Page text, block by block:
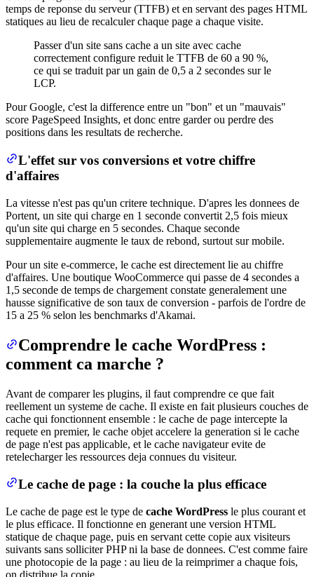
temps de reponse du serveur (TTFB) et en servant des pages HTML
statiques au lieu de recalculer chaque page a chaque visite.
Passer d'un site sans cache a un site avec cache
correctement configure reduit le TTFB de 60 a 90 %,
ce qui se traduit par un gain de 0,5 a 2 secondes sur le
LCP.
Pour Google, c'est la difference entre un "bon" et un "mauvais"
score PageSpeed Insights, et donc entre garder ou perdre des
positions dans les resultats de recherche.
L'effet sur vos conversions et votre chiffre
d'affaires
La vitesse n'est pas qu'un critere technique. D'apres les donnees de
Portent, un site qui charge en 1 seconde convertit 2,5 fois mieux
qu'un site qui charge en 5 secondes. Chaque seconde
supplementaire augmente le taux de rebond, surtout sur mobile.
Pour un site e-commerce, le cache est directement lie au chiffre
d'affaires. Une boutique WooCommerce qui passe de 4 secondes a
1,5 seconde de temps de chargement constate generalement une
hausse significative de son taux de conversion - parfois de l'ordre de
15 a 25 % selon les benchmarks d'Akamai.
Comprendre le cache WordPress :
comment ca marche ?
Avant de comparer les plugins, il faut comprendre ce que fait
reellement un systeme de cache. Il existe en fait plusieurs couches de
cache qui fonctionnent ensemble : le cache de page intercepte la
requete en premier, le cache objet accelere la generation si le cache
de page n'est pas applicable, et le cache navigateur evite de
retelecharger les ressources deja connues du visiteur.
Le cache de page : la couche la plus efficace
Le cache de page est le type de cache WordPress le plus courant et
le plus efficace. Il fonctionne en generant une version HTML
statique de chaque page, puis en servant cette copie aux visiteurs
suivants sans solliciter PHP ni la base de donnees. C'est comme faire
une photocopie de la page : au lieu de la reimprimer a chaque fois,
on distribue la copie.